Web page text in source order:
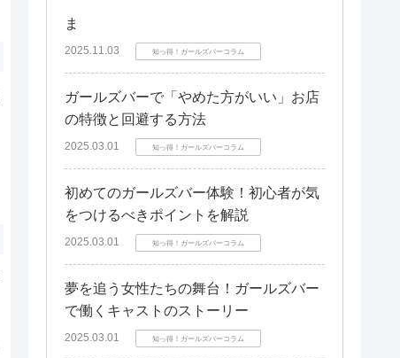
ま
2025.11.03 知っ得！ガールズバーコラム
ガールズバーで「やめた方がいい」お店
の特徴と回避する方法
2025.03.01 知っ得！ガールズバーコラム
初めてのガールズバー体験！初心者が気
をつけるべきポイントを解説
2025.03.01 知っ得！ガールズバーコラム
夢を追う女性たちの舞台！ガールズバー
で働くキャストのストーリー
2025.03.01 知っ得！ガールズバーコラム